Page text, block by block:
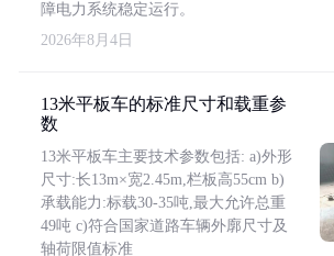
障电力系统稳定运行。
2026年8月4日
13米平板车的标准尺寸和载重参
数
13米平板车主要技术参数包括: a)外形
尺寸:长13m×宽2.45m,栏板高55cm b)
承载能力:标载30-35吨,最大允许总重
49吨 c)符合国家道路车辆外廓尺寸及
轴荷限值标准